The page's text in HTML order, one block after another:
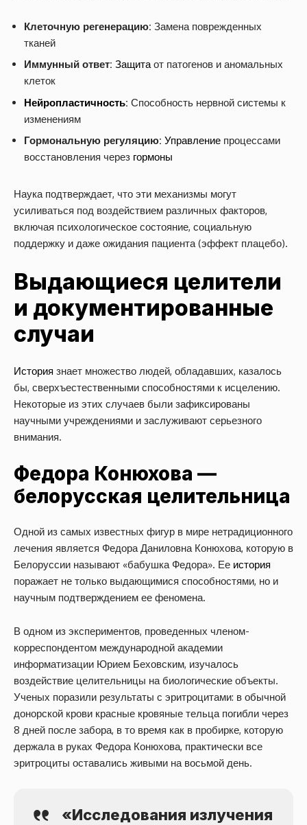
Клеточную регенерацию: Замена поврежденных
тканей
Иммунный ответ: Защитаот патогенов и аномальных
клеток
Нейропластичность: Способность нервной системы к
изменениям
Гормональную регуляцию: Управление процессами
восстановления через гормоны
Наука подтверждает, что эти механизмы могут
усиливаться под воздействием различных факторов,
включая психологическое состояние, социальную
поддержку и даже ожидания пациента (эффект плацебо).
Выдающиеся целители
и документированные
случаи
История знает множество людей, обладавших, казалось
бы, сверхъестественными способностями к исцелению.
Некоторые из этих случаев были зафиксированы
научными учреждениями и заслуживают серьезного
внимания.
Федора Конюхова —
белорусская целительница
Одной из самых известных фигур в мире нетрадиционного
лечения является Федора Даниловна Конюхова, которую в
Белоруссии называют «бабушка Федора». Ее история
поражает не только выдающимися способностями, но и
научным подтверждением ее феномена.
В одном из экспериментов, проведенных членом-
корреспондентом международной академии
информатизации Юрием Беховским, изучалось
воздействие целительницы на биологические объекты.
Ученых поразили результаты с эритроцитами: в обычной
донорской крови красные кровяные тельца погибли через
8 дней после забора, в то время как в пробирке, которую
держала в руках Федора Конюхова, практически все
эритроциты оставались живыми на восьмой день.
«Исследования излучения